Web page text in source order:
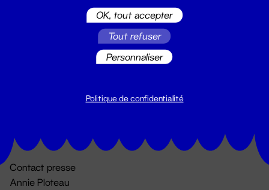
billetterie@leGrandT.fr
Contact presse
Annie Ploteau
OK, tout accepter
Tout refuser
Personnaliser
Politique de confidentialité